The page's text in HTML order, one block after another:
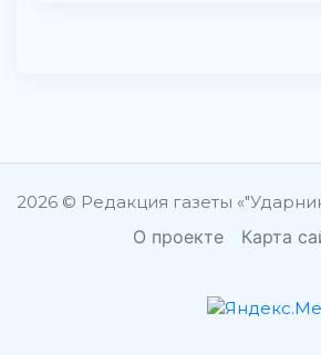
2026 © Редакция газеты
О проекте Карта